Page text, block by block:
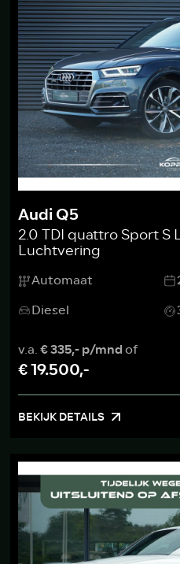
Audi Q5
2.0 TDI quattro Sport S
Luchtvering
Automaat
Diesel
v.a.€ 335,- p/mndof
€ 19.500,-
BEKIJK DETAILS